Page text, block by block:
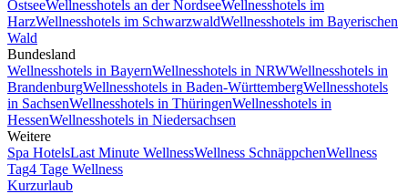
OstseeWellnesshotels an der NordseeWellnesshotels im
HarzWellnesshotels im SchwarzwaldWellnesshotels im Bayerischen
Wald
Bundesland
Wellnesshotels in BayernWellnesshotels in NRWWellnesshotels in
BrandenburgWellnesshotels in Baden-WürttembergWellnesshotels
in SachsenWellnesshotels in ThüringenWellnesshotels in
HessenWellnesshotels in Niedersachsen
Weitere
Spa HotelsLast Minute WellnessWellness SchnäppchenWellness
Tag4 Tage Wellness
Kurzurlaub